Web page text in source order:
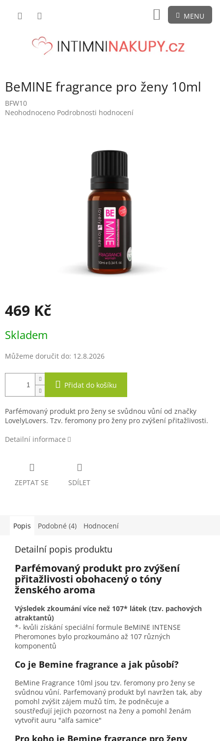
NÁKUPNÍ
KOŠÍK
BeMINE fragrance pro ženy 10ml
BFW10
Průměrné
Neohodnoceno Podrobnosti hodnocení
469 Kč
cena:
Skladem
Můžeme doručit do: 12.8.2026
Přidat do košíku
Parfémovaný produkt pro ženy se svůdnou vůní od značky
LovelyLovers. Tzv. feromony pro ženy pro zvýšení přitažlivosti.
Detailní informace
ZEPTAT SE SDÍLET
Popis Podobné (4) Hodnocení
Detailní popis produktu
Parfémovaný produkt pro zvýšení
přitažlivosti obohacený o tóny
ženského aroma
Výsledek zkoumání více než 107* látek (tzv. pachových
atraktantů)
*- kvůli získání speciální formule BeMINE INTENSE
Pheromones bylo prozkoumáno až 107 různých
komponentů
Co je Bemine fragrance a jak působí?
BeMine Fragrance 10ml jsou tzv. feromony pro ženy se
svůdnou vůní. Parfemovaný produkt byl navržen tak, aby
pomohl zvýšit zájem mužů tím, že podněcuje a
soustřeďují jejich pozornost na ženy a pomohl ženám
vytvořit auru "alfa samice"
Pro koho je Bemine fragrance pro ženy